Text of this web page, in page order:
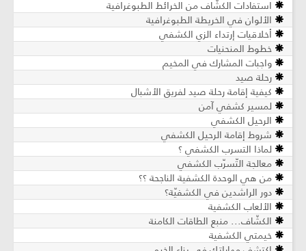
استفادات الكشّاف من الخرائط الطبوغرافية
الألوان في الخريطة الطبوغرافية
أخلاقيات إرتداء الزي الكشفي
خطوط المنحنيات
واجبات المشارك في المخيم
رحلة صيد
كيفية إقامة رحلة صيد لفريق الأشبال
لمسير كشفي آمن
الرحيل الكشفي
شروط إقامة الرحيل الكشفي
لماذا التسرب الكشفي ؟
معالجة التّسرّب الكشفي
من هي الوحدة الكشفية الناجحة ؟؟
دور الراشدين في الكشفيّة؟
الألعاب الكشفية
الكشّاف... منبع الطاقات الكامنة
خيمتي الكشفية